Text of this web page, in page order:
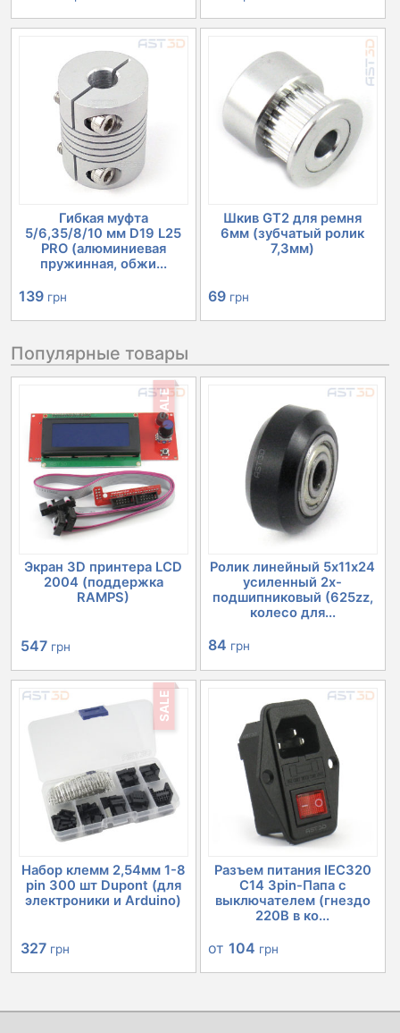
Гибкая муфта
5/6,35/8/10 мм D19 L25
PRO (алюминиевая
пружинная, обжи...
139 грн
Шкив GT2 для ремня
6мм (зубчатый ролик
7,3мм)
69 грн
Популярные товары
SALE
Экран 3D принтера LCD
2004 (поддержка
RAMPS)
Первоначальная
цена
составляла
632 грн.
547 грн
цена:
547 грн.
Ролик линейный 5х11х24
усиленный 2х-
подшипниковый (625zz,
колесо для...
84 грн
SALE
Набор клемм 2,54мм 1-8
pin 300 шт Dupont (для
электроники и Arduino)
Первоначальная
цена
составляла
327 грн
цена:
327 грн.
Разъем питания IEC320
C14 3pin-Папа с
выключателем (гнездо
220В в ко...
от 104 грн